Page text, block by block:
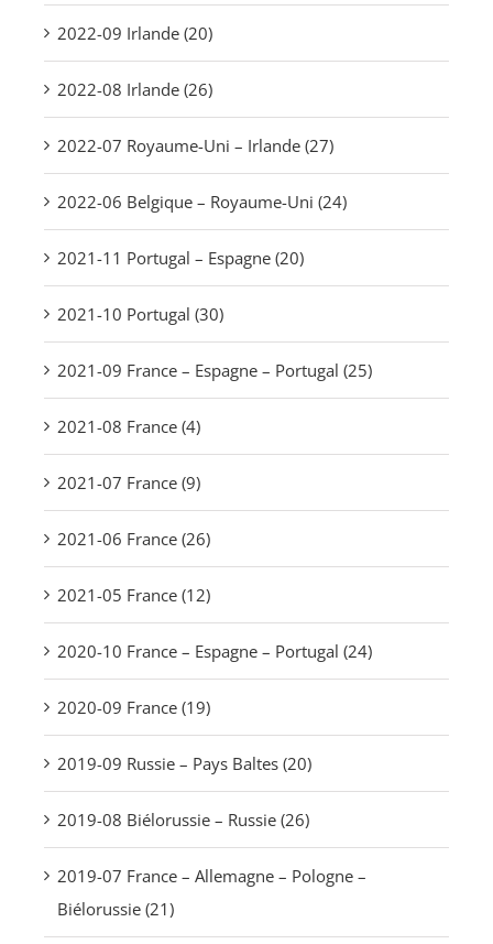
2022-09 Irlande (20)
2022-08 Irlande (26)
2022-07 Royaume-Uni – Irlande (27)
2022-06 Belgique – Royaume-Uni (24)
2021-11 Portugal – Espagne (20)
2021-10 Portugal (30)
2021-09 France – Espagne – Portugal (25)
2021-08 France (4)
2021-07 France (9)
2021-06 France (26)
2021-05 France (12)
2020-10 France – Espagne – Portugal (24)
2020-09 France (19)
2019-09 Russie – Pays Baltes (20)
2019-08 Biélorussie – Russie (26)
2019-07 France – Allemagne – Pologne –
Biélorussie (21)